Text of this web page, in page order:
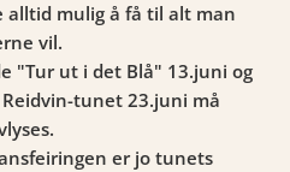
alltid mulig å få til alt man
vil.
"Tur ut i det Blå" 13.juni og
tunet 23.juni må
er jo tunets